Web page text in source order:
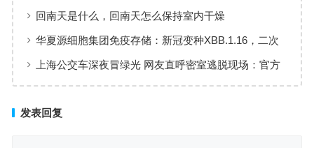
回南天是什么，回南天怎么保持室内干燥
华夏源细胞集团免疫存储：新冠变种XBB.1.16，二次
新冠？需要接种疫苗吗？
上海公交车深夜冒绿光 网友直呼密室逃脱现场：官方
发表回复